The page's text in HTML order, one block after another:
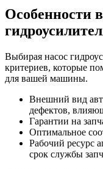
Особенности
Выбирая насос
критериев, которые
для вашей машины.
Внешний вид
дефектов,
Гарантии на
Оптимальное
Рабочий ресурс
срок службы